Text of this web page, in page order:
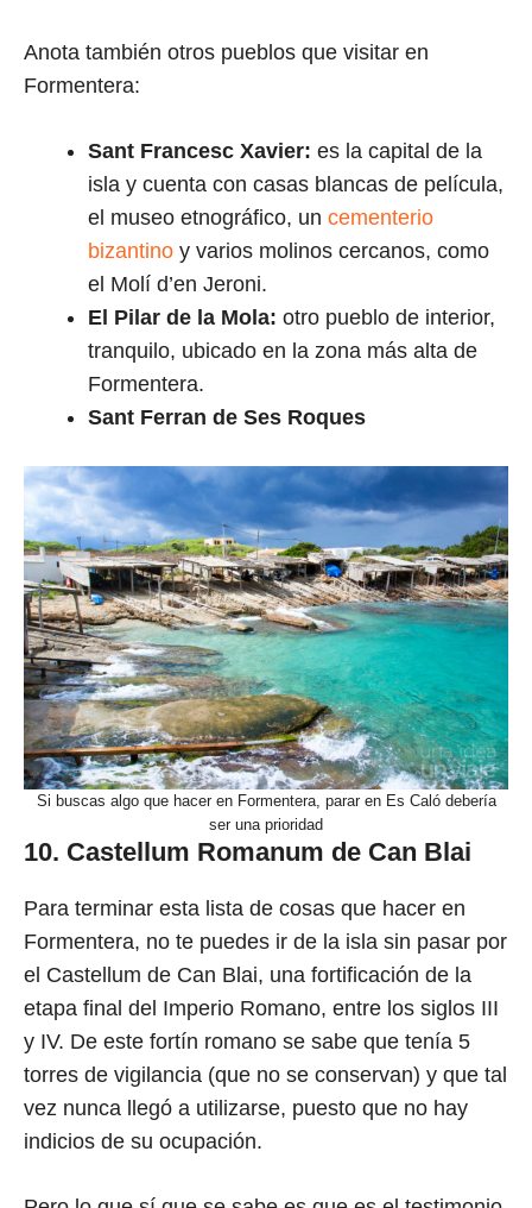
Anota también otros pueblos que visitar en
Formentera:
Sant Francesc Xavier: es la capital de la
isla y cuenta con casas blancas de película,
el museo etnográfico, un cementerio
bizantino y varios molinos cercanos, como
el Molí d’en Jeroni.
El Pilar de la Mola: otro pueblo de interior,
tranquilo, ubicado en la zona más alta de
Formentera.
Sant Ferran de Ses Roques
Si buscas algo que hacer en Formentera, parar en Es Caló debería
ser una prioridad
10. Castellum Romanum de Can Blai
Para terminar esta lista de cosas que hacer en
Formentera, no te puedes ir de la isla sin pasar por
el Castellum de Can Blai, una fortificación de la
etapa final del Imperio Romano, entre los siglos III
y IV. De este fortín romano se sabe que tenía 5
torres de vigilancia (que no se conservan) y que tal
vez nunca llegó a utilizarse, puesto que no hay
indicios de su ocupación.